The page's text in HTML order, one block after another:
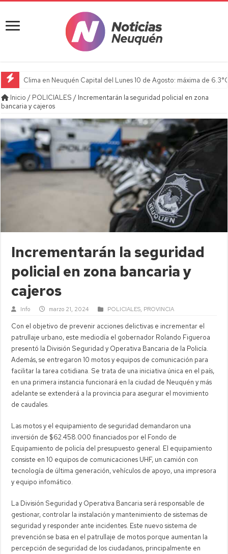
Clima en Neuquén Capital del Lunes 10 de Agosto: máxima de
Inicio / POLICIALES / Incrementarán la seguridad policial en zona
bancaria y cajeros
Incrementarán la seguridad
policial en zona bancaria y
cajeros
Info marzo 21, 2024 POLICIALES PROVINCIA
Con el objetivo de prevenir acciones delictivas e incrementar el
patrullaje urbano, este mediodía el gobernador Rolando Figueroa
presentó la División Seguridad y Operativa Bancaria de la Policía.
Además, se entregaron 10 motos y equipos de comunicación para
facilitar la tarea cotidiana. Se trata de una iniciativa única en el país,
en una primera instancia funcionará en la ciudad de Neuquén y más
adelante se extenderá a la provincia para asegurar el movimiento
de caudales.
Las motos y el equipamiento de seguridad demandaron una
inversión de $62.458.000 financiados por el Fondo de
Equipamiento de policía del presupuesto general. El equipamiento
consiste en 10 equipos de comunicaciones UHF, un camión con
tecnología de última generación, vehículos de apoyo, una impresora
y equipo infomático.
La División Seguridad y Operativa Bancaria será responsable de
gestionar, controlar la instalación y mantenimiento de sistemas de
seguridad y responder ante incidentes. Este nuevo sistema de
prevención se basa en el patrullaje de motos porque aumentan la
percepción de seguridad de los ciudadanos, principalmente en